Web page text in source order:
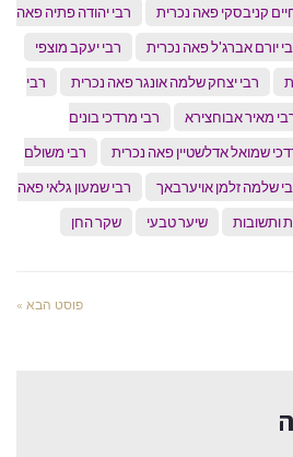
קניבסקי פאה נכרית
רבי יהודה פתיה פאה
יורם אברג'ל פאה נכרית
רבי יעקב מוצפי
רבי יצחק שלמה אונגר פאה נכרית
רבי
מאיר אבוחצירא
רבי מרדכי בונים
שמואל אדלשטיין פאה נכרית
רבי משולם
שלמה זלמן אויערבאך
רבי שמעון גלאי פאה
ותשובות שיער טבעי שקר החן
פוסט הבא »